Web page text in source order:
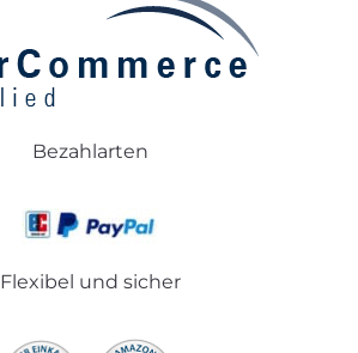
Bezahlarten
Flexibel und sicher